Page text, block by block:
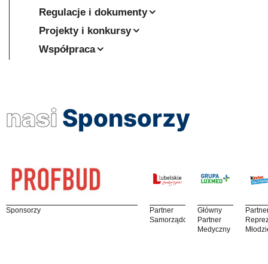
Regulacje i dokumenty
Projekty i konkursy
Współpraca
nasi Sponsorzy
Sponsorzy
Partner
Samorządowy
Główny
Partner
Medyczny